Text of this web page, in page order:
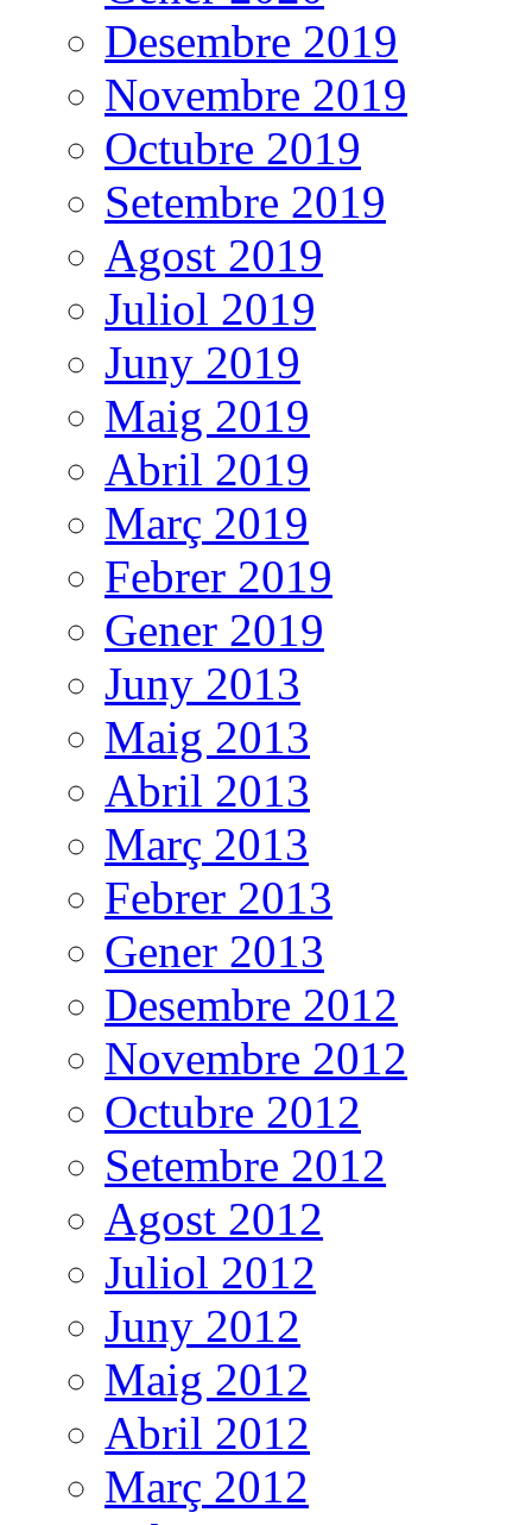
Desembre 2019
Novembre 2019
Octubre 2019
Setembre 2019
Agost 2019
Juliol 2019
Juny 2019
Maig 2019
Abril 2019
Març 2019
Febrer 2019
Gener 2019
Juny 2013
Maig 2013
Abril 2013
Març 2013
Febrer 2013
Gener 2013
Desembre 2012
Novembre 2012
Octubre 2012
Setembre 2012
Agost 2012
Juliol 2012
Juny 2012
Maig 2012
Abril 2012
Març 2012